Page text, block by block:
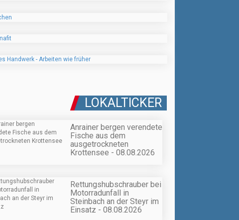
LOKALTICKER
Anrainer bergen verendete
Fische aus dem
ausgetrockneten
Krottensee - 08.08.2026
Rettungshubschrauber bei
Motorradunfall in
Steinbach an der Steyr im
Einsatz - 08.08.2026